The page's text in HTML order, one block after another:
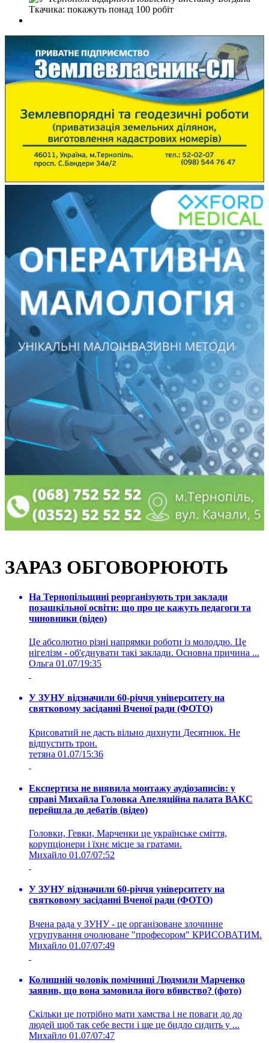
ЗАРАЗ ОБГОВОРЮЮТЬ
На Тернопільщині реорганізують три заклади
позашкільної освіти: що про це кажуть педагоги та
чиновники (відео)
Це абсолютно різні напрямки роботи із молоддю. Це
нігелізм - об'єднувати такі заклади. Основна причина ...
Ольга 01.07/19:35
У ЗУНУ відзначили 60-річчя університету на
святковому засіданні Вченої ради (ФОТО)
Крисоватий не дасть вільно дихнути Десятнюк. Не
відпустить трон.
тетяна 01.07/15:36
Експертиза не виявила монтажу аудіозаписів: у
справі Михайла Головка Апеляційна палата ВАКС
перейшла до дебатів (відео)
Головки, Гевки, Марченки це українське сміття,
корупціонери і їхнє місце за гратами.
Михайло 01.07/07:52
У ЗУНУ відзначили 60-річчя університету на
святковому засіданні Вченої ради (ФОТО)
Вчена рада у ЗУНУ - це організоване злочинне
угрупування очолюване "професором" КРИСОВАТИМ.
Михайло 01.07/07:49
Колишній чоловік помічниці Людмили Марченко
заявив, що вона замовила його вбивство? (фото)
Скільки це потрібно мати хамства і не поваги до до
людей щоб так себе вести і ще це бидло сидить у ...
Михайло 01.07/07:47